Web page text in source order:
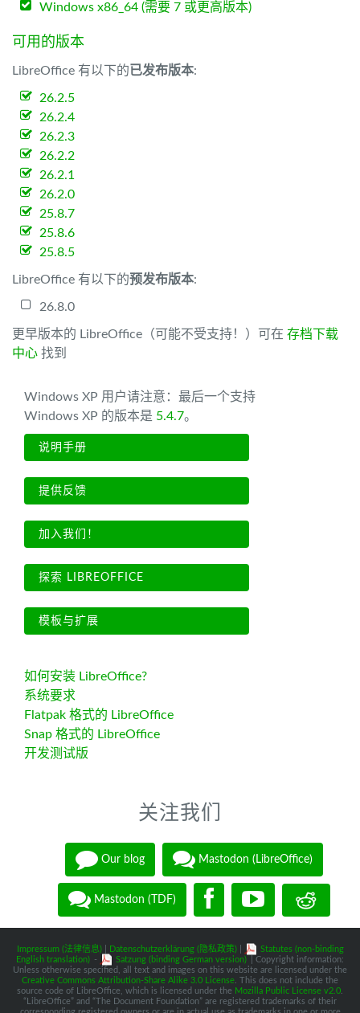
Windows x86_64 (需要 7 或更高版本)
可用的版本
LibreOffice 有以下的已发布版本:
26.2.5
26.2.4
26.2.3
26.2.2
26.2.1
26.2.0
25.8.7
25.8.6
25.8.5
LibreOffice 有以下的预发布版本:
26.8.0
更早版本的 LibreOffice（可能不受支持！）可在 存档下载
中心 找到
Windows XP 用户请注意：最后一个支持
Windows XP 的版本是 5.4.7。
说明手册
提供反馈
加入我们！
探索 LIBREOFFICE
模板与扩展
如何安装 LibreOffice?
系统要求
Flatpak 格式的 LibreOffice
Snap 格式的 LibreOffice
开发测试版
关注我们
Our blog Mastodon (LibreOffice)
Mastodon (TDF)
Impressum (法律信息)| Datenschutzerklärung (隐私政策)|
Statutes (non-binding
English translation) - Satzung (binding German version)
| Copyright information:
Unless otherwise specified, all text and images on this website are licensed under the
Creative Commons Attribution-Share Alike 3.0 License . This does not include the
source code of LibreOffice, which is licensed under the Mozilla Public License v2.0
“LibreOffice” and “The Document Foundation” are registered trademarks of their